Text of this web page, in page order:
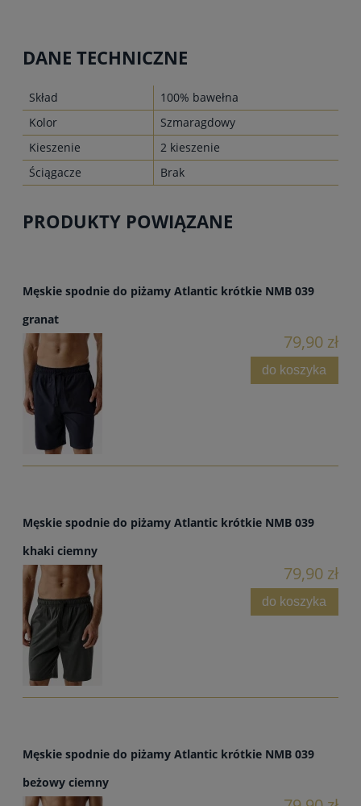
DANE TECHNICZNE
Skład
100% bawełna
Kolor
Szmaragdowy
Kieszenie
2 kieszenie
Ściągacze
Brak
PRODUKTY POWIĄZANE
Męskie spodnie do piżamy Atlantic krótkie NMB 039
granat
79,90 zł
do koszyka
Męskie spodnie do piżamy Atlantic krótkie NMB 039
khaki ciemny
79,90 zł
do koszyka
Męskie spodnie do piżamy Atlantic krótkie NMB 039
beżowy ciemny